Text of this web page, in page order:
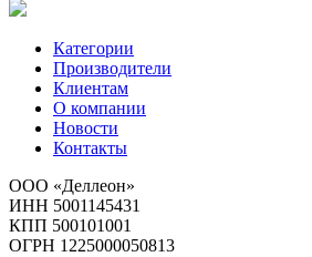
Категории
Производители
Клиентам
О компании
Новости
Контакты
ООО «Деллеон»
ИНН 5001145431
КПП 500101001
ОГРН 1225000050813